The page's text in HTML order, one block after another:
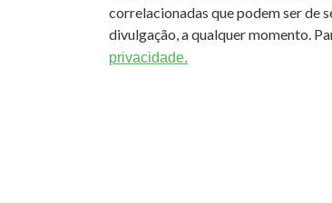
correlacionadas que podem ser de
divulgação, a qualquer momento.
privacidade.